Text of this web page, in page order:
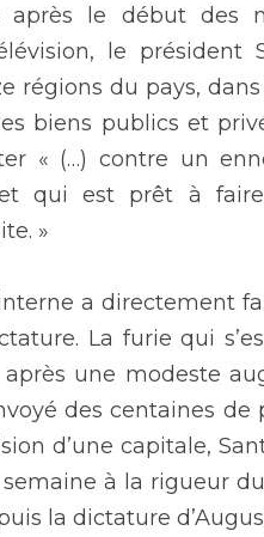
après le début des
le président
régions du pays,
biens publics et
« (…) contre un
qui est prêt à
»
a directement
La furie qui
une modeste
des centaines de
d’une capitale,
à la rigueur
la dictature